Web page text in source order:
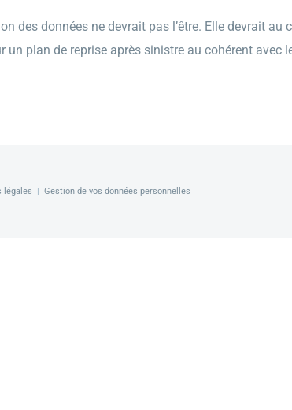
des données ne devrait pas l’être. Elle devrait au
plan de reprise après sinistre au cohérent avec
légales | Gestion de vos données personnelles